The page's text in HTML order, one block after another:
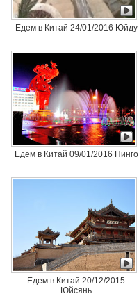
Едем в Китай 24/01/2016 Юйду
Едем в Китай 09/01/2016 Нинго
Едем в Китай 20/12/2015
Юйсянь